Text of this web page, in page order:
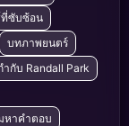
ซับซ้อน
บทภาพยนตร์
ำกับ Randall Park
หาคำตอบ